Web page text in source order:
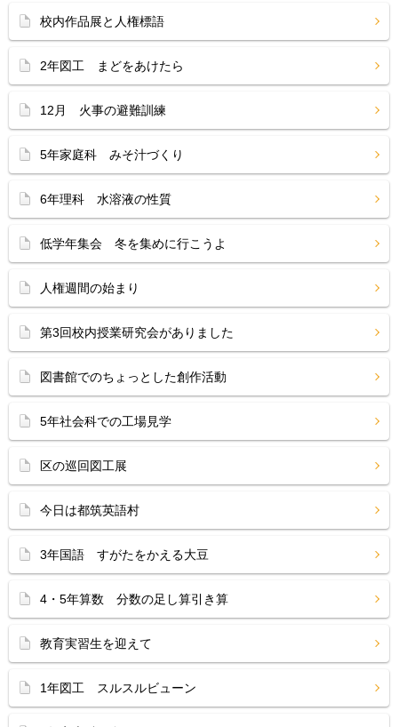
校内作品展と人権標語
2年図工 まどをあけたら
12月 火事の避難訓練
5年家庭科 みそ汁づくり
6年理科 水溶液の性質
低学年集会 冬を集めに行こうよ
人権週間の始まり
第3回校内授業研究会がありました
図書館でのちょっとした創作活動
5年社会科での工場見学
区の巡回図工展
今日は都筑英語村
3年国語 すがたをかえる大豆
4・5年算数 分数の足し算引き算
教育実習生を迎えて
1年図工 スルスルビューン